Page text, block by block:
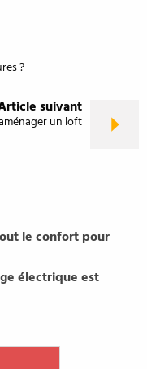
?
suivant
un loft
le confort pour
électrique est